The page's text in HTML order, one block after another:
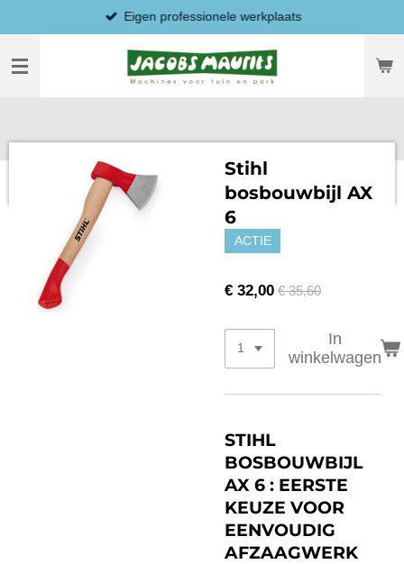
direct
naar
hoofdinhoud
Eigen professionele werkplaats
Stihl
bosbouwbijl AX
6
ACTIE
€ 32,00 € 35,60
In
winkelwagen
STIHL
BOSBOUWBIJL
AX 6 : EERSTE
KEUZE VOOR
EENVOUDIG
AFZAAGWERK